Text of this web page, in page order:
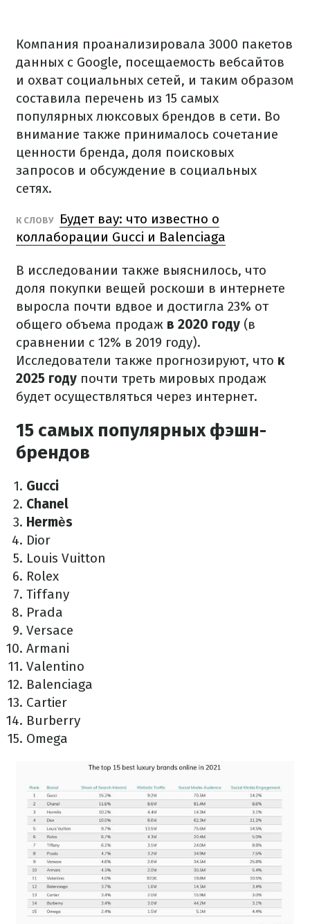
Компания проанализировала 3000 пакетов
данных с Google, посещаемость вебсайтов
и охват социальных сетей, и таким образом
составила перечень из 15 самых
популярных люксовых брендов в сети. Во
внимание также принималось сочетание
ценности бренда, доля поисковых
запросов и обсуждение в социальных
сетях.
К СЛОВУ
Будет вау: что известно о
коллаборации Gucci и Balenciaga
В исследовании также выяснилось, что
доля покупки вещей роскоши в интернете
выросла почти вдвое и достигла 23% от
общего объема продаж в 2020 году (в
сравнении с 12% в 2019 году).
Исследователи также прогнозируют, что к
2025 году почти треть мировых продаж
будет осуществляться через интернет.
15 самых популярных фэшн-
брендов
Gucci
Chanel
Hermès
Dior
Louis Vuitton
Rolex
Tiffany
Prada
Versace
Armani
Valentino
Balenciaga
Cartier
Burberry
Omega